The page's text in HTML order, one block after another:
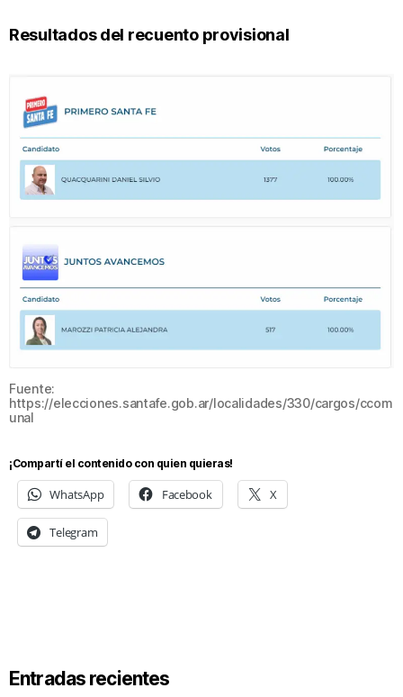
Resultados del recuento provisional
Fuente:
https://elecciones.santafe.gob.ar/localidades/330/cargos/ccom
unal
¡Compartí el contenido con quien quieras!
WhatsApp Facebook X
Telegram
Entradas recientes